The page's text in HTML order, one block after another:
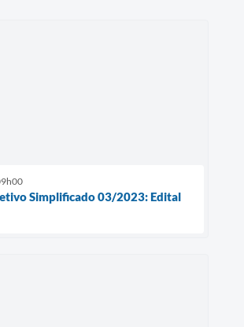
Simplificado 03/2023: Edital